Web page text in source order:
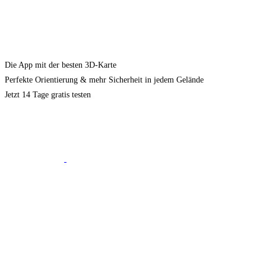
Die App mit der besten 3D-Karte
Perfekte Orientierung & mehr Sicherheit in jedem Gelände
Jetzt 14 Tage gratis testen